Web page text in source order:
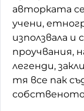
авторката се
учени,
използвала
проучвания,
легенди,
тя все пак